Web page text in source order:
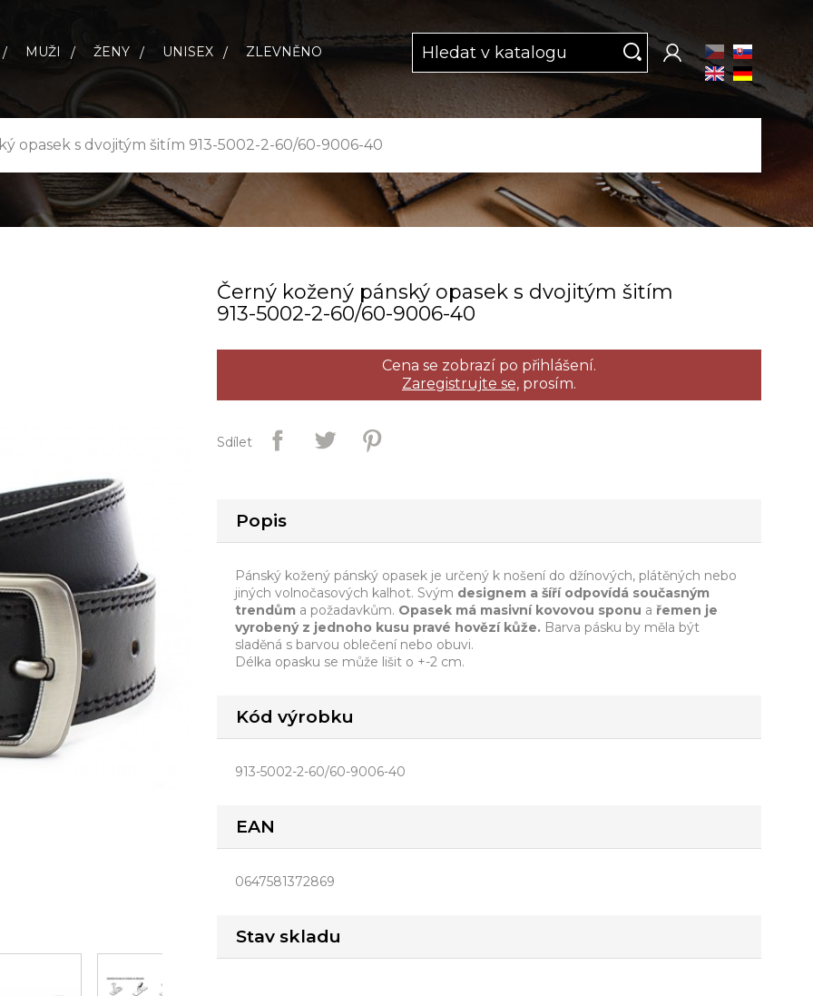
MUŽI ŽENY UNISEX ZLEVNĚNO
opasek s dvojitým šitím 913-5002-2-60/60-9006-40
Černý kožený pánský opasek s dvojitým šitím
913­-5002­-2­-60/60­-9006­-40
Cena se zobrazí po přihlášení.
Zaregistrujte se, prosím.
Sdílet
Popis
Pánský kožený pánský opasek je určený k nošení do džínových, plátěných nebo
jiných volnočasových kalhot. Svým designem a šíří odpovídá současným
trendům a požadavkům. Opasek má masivní kovovou sponu a řemen je
vyrobený z jednoho kusu pravé hovězí kůže. Barva pásku by měla být
sladěná s barvou oblečení nebo obuvi.
Délka opasku se může lišit o +-2 cm.
Kód výrobku
913-5002-2-60/60-9006-40
EAN
0647581372869
Stav skladu